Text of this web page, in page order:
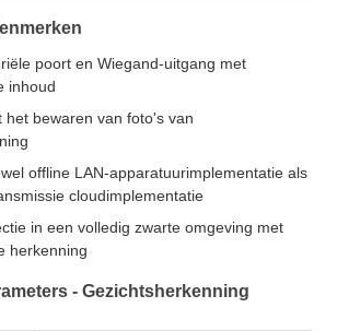
poort en Wiegand-uitgang met
inhoud
het bewaren van foto's van
offline LAN-apparatuurimplementatie als
cloudimplementatie
in een volledig zwarte omgeving met
herkenning
- Gezichtsherkenning